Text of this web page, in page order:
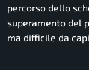
percorso dello
superamento del
ma difficile da